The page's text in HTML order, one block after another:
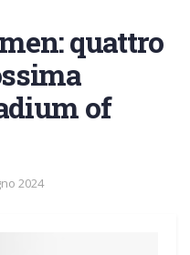
quattro
of
2024